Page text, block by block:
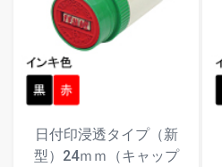
日付印浸透タイプ（新
型）24ｍｍ（キャップ